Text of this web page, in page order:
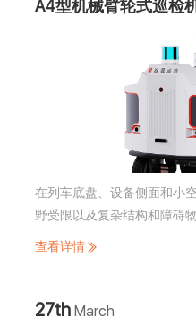
A4型机械臂轮式巡检
在列车底盘、设备侧面和小
野受限以及复杂结构和障碍
问题的情况。为此，旗晟机
查看详情
27th March